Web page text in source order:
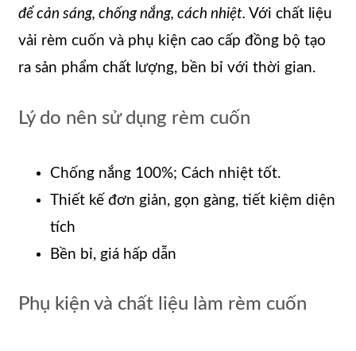
để cản sáng, chống nắng, cách nhiệt. Với chất liệu
vải rèm cuốn và phụ kiện cao cấp đồng bộ tạo
ra sản phẩm chất lượng, bền bỉ với thời gian.
Lý do nên sử dụng rèm cuốn
Chống nắng 100%; Cách nhiệt tốt.
Thiết kế đơn giản, gọn gàng, tiết kiệm diện
tích
Bền bỉ, giá hấp dẫn
Phụ kiện và chất liệu làm rèm cuốn